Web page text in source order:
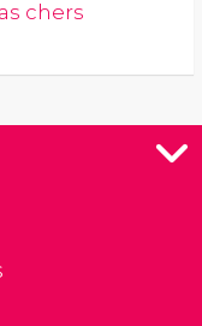
chers